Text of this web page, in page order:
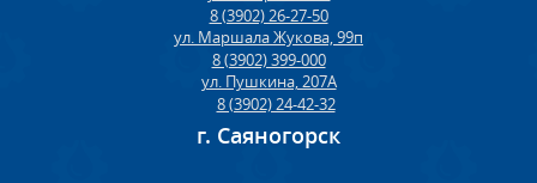
8 (3902) 26-27-50
ул. Маршала Жукова, 99п
8 (3902) 399-000
ул. Пушкина, 207А
8 (3902) 24-42-32
г. Саяногорск